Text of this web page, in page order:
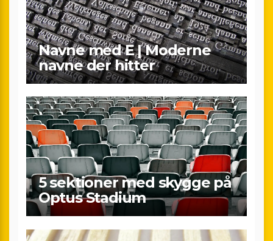
Navne med E | Moderne
navne der hitter
5 sektioner med skygge på
Optus Stadium